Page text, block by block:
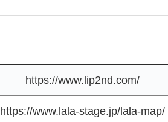
https://www.lip2nd.com/
https://www.lala-stage.jp/lala-map/